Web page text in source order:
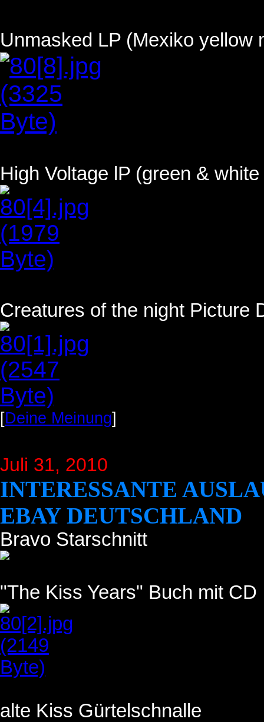
Unmasked LP (Mexiko yellow
High Voltage lP (green &
Creatures of the night Picture
[Deine Meinung]
Juli 31, 2010
INTERESSANTE
EBAY DEUTSCHLAND
Bravo Starschnitt
"The Kiss Years" Buch mit CD
alte Kiss Gürtelschnalle